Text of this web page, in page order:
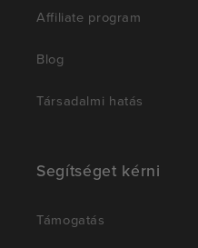
Affiliate program
Blog
Társadalmi hatás
Segítséget kérni
Támogatás